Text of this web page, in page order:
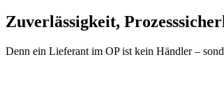
Zuverlässigkeit,
Denn ein Lieferant im OP ist kein Händler –